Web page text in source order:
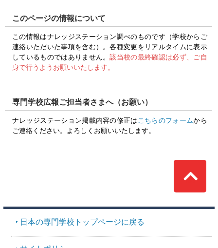
このページの情報について
この情報はナレッジステーション調べのものです（学校からご
連絡いただいた事項を含む）。各種変更をリアルタイムに表示
しているものではありません。該当校の最終確認は必ず、ご自
身で行うようお願いいたします。
専門学校広報ご担当者さまへ（お願い）
ナレッジステーション掲載内容の修正は こちらのフォームから
ご連絡ください。よろしくお願いいたします。
Top
日本の専門学校トップページに戻る